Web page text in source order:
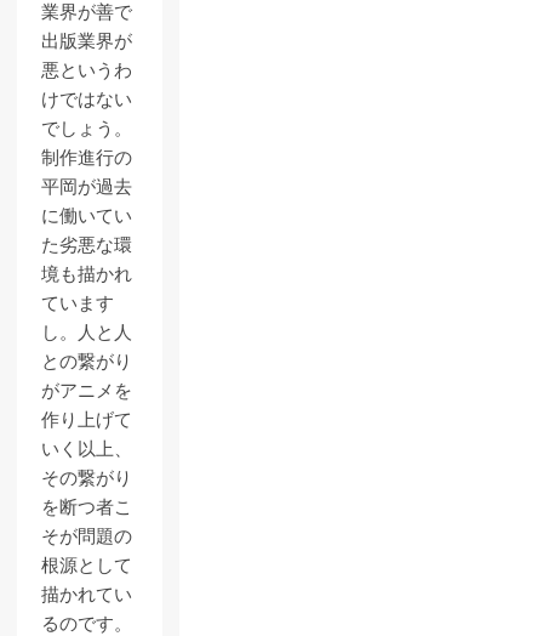
業界が善で
出版業界が
悪というわ
けではない
でしょう。
制作進行の
平岡が過去
に働いてい
た劣悪な環
境も描かれ
ています
し。人と人
との繋がり
がアニメを
作り上げて
いく以上、
その繋がり
を断つ者こ
そが問題の
根源として
描かれてい
るのです。